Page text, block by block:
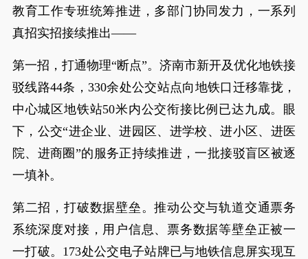
教育工作专班统筹推进，多部门协同发力，一系列
真招实招接续推出——
第一招，打通物理“断点”。济南市新开及优化地铁接
驳线路44条，330余处公交站点向地铁口迁移靠拢，
中心城区地铁站50米内公交衔接比例已达九成。眼
下，公交“进企业、进园区、进学校、进小区、进医
院、进商圈”的服务正持续推进，一批接驳盲区被逐
一填补。
第二招，打破数据壁垒。推动公交与轨道交通票务
系统深度对接，用户信息、票务数据等壁垒正被一
一打破。173处公交电子站牌已与地铁信息屏实现互